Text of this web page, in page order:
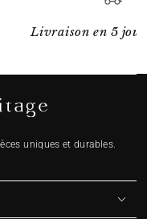
Livraison en 5
uniques et durables.